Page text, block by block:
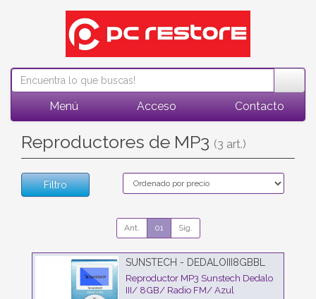
Menú Acceso Contacto
Reproductores de MP3 (3 art.)
Filtro
Ant. 01 Sig.
SUNSTECH - DEDALOIII8GBBL
Reproductor MP3 Sunstech Dedalo
III/ 8GB/ Radio FM/ Azul